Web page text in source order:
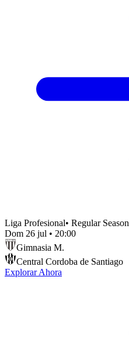
Liga Profesional• Regular Season
Dom 26 jul • 20:00
Gimnasia M.
Central Cordoba de Santiago
Explorar Ahora